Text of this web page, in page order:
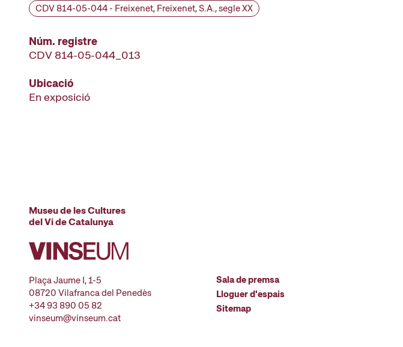
CDV 814-05-044 - Freixenet, Freixenet, S.A., segle XX
Núm. registre
CDV 814-05-044_013
Ubicació
En exposició
Museu de les Cultures
del Vi de Catalunya
Plaça Jaume I, 1-5
08720 Vilafranca del Penedès
+34 93 890 05 82
vinseum@vinseum.cat
Sala de premsa
Lloguer d'espais
Sitemap